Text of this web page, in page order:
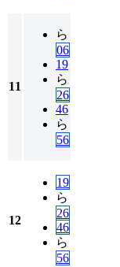
11
ら
06
19
ら
26
46
ら
56
12
19
ら
26
46
ら
56